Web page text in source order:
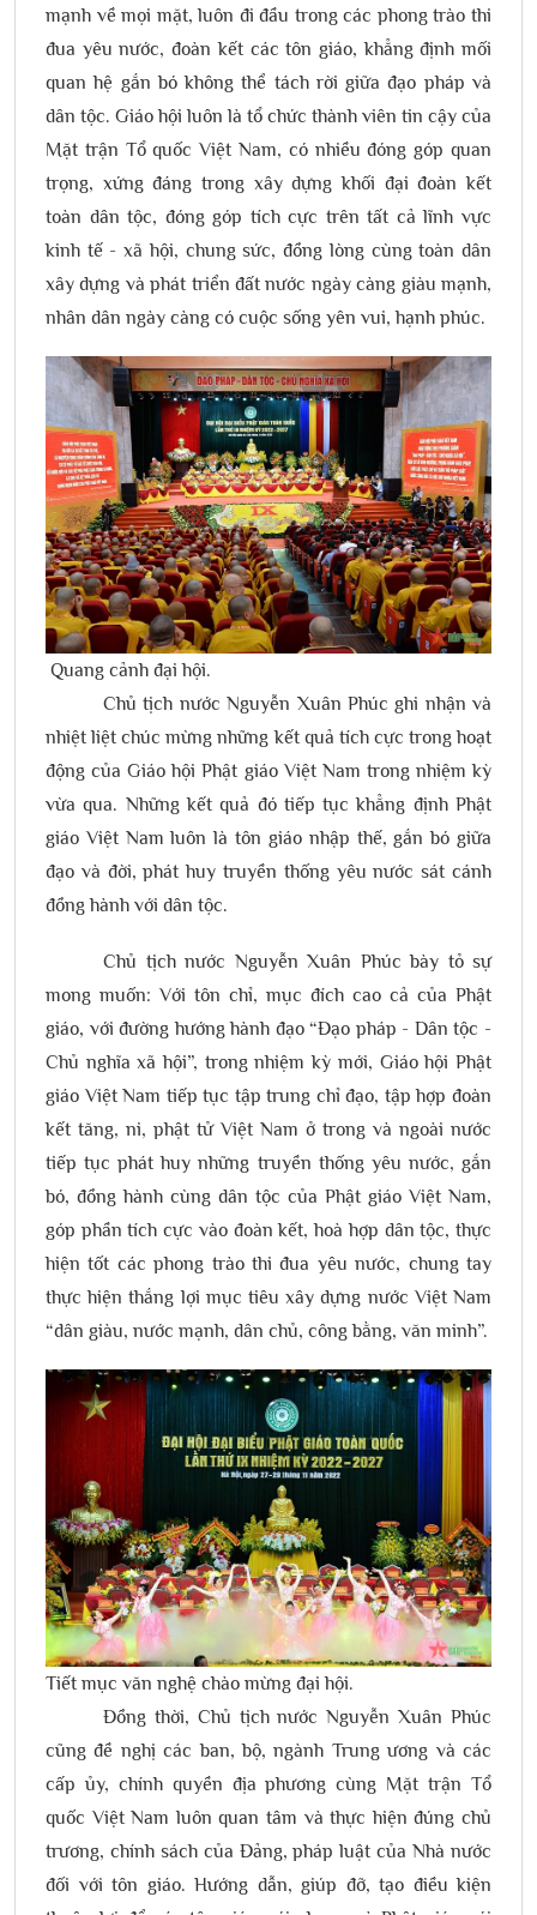
mạnh về mọi mặt, luôn đi đầu trong các phong trào thi
đua yêu nước, đoàn kết các tôn giáo, khẳng định mối
quan hệ gắn bó không thể tách rời giữa đạo pháp và
dân tộc. Giáo hội luôn là tổ chức thành viên tin cậy của
Mặt trận Tổ quốc Việt Nam, có nhiều đóng góp quan
trọng, xứng đáng trong xây dựng khối đại đoàn kết
toàn dân tộc, đóng góp tích cực trên tất cả lĩnh vực
kinh tế - xã hội, chung sức, đồng lòng cùng toàn dân
xây dựng và phát triển đất nước ngày càng giàu mạnh,
nhân dân ngày càng có cuộc sống yên vui, hạnh phúc.
Quang cảnh đại hội.
Chủ tịch nước Nguyễn Xuân Phúc ghi nhận và
nhiệt liệt chúc mừng những kết quả tích cực trong hoạt
động của Giáo hội Phật giáo Việt Nam trong nhiệm kỳ
vừa qua. Những kết quả đó tiếp tục khẳng định Phật
giáo Việt Nam luôn là tôn giáo nhập thế, gắn bó giữa
đạo và đời, phát huy truyền thống yêu nước sát cánh
đồng hành với dân tộc.
Chủ tịch nước Nguyễn Xuân Phúc bày tỏ sự
mong muốn: Với tôn chỉ, mục đích cao cả của Phật
giáo, với đường hướng hành đạo “Đạo pháp - Dân tộc -
Chủ nghĩa xã hội”, trong nhiệm kỳ mới, Giáo hội Phật
giáo Việt Nam tiếp tục tập trung chỉ đạo, tập hợp đoàn
kết tăng, ni, phật tử Việt Nam ở trong và ngoài nước
tiếp tục phát huy những truyền thống yêu nước, gắn
bó, đồng hành cùng dân tộc của Phật giáo Việt Nam,
góp phần tích cực vào đoàn kết, hoà hợp dân tộc, thực
hiện tốt các phong trào thi đua yêu nước, chung tay
thực hiện thắng lợi mục tiêu xây dựng nước Việt Nam
“dân giàu, nước mạnh, dân chủ, công bằng, văn minh”.
Tiết mục văn nghệ chào mừng đại hội.
Đồng thời, Chủ tịch nước Nguyễn Xuân Phúc
cũng đề nghị các ban, bộ, ngành Trung ương và các
cấp ủy, chính quyền địa phương cùng Mặt trận Tổ
quốc Việt Nam luôn quan tâm và thực hiện đúng chủ
trương, chính sách của Đảng, pháp luật của Nhà nước
đối với tôn giáo. Hướng dẫn, giúp đỡ, tạo điều kiện